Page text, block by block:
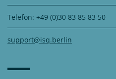
Telefon: +49 (0)30 83 85 83 50
support@isq.berlin